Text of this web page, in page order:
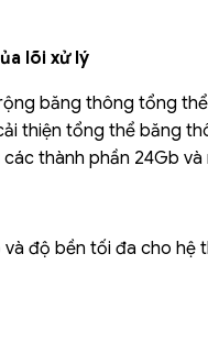
lõi xử lý
băng thông tổng
thiện tổng thể băng
thành phần 24Gb
độ bền tối đa cho hệ